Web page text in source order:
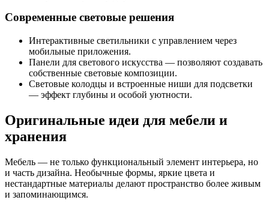
Современные световые решения
Интерактивные светильники с управлением через
мобильные приложения.
Панели для светового искусства — позволяют создавать
собственные световые композиции.
Световые колодцы и встроенные ниши для подсветки
— эффект глубины и особой уютности.
Оригинальные идеи для мебели и
хранения
Мебель — не только функциональный элемент интерьера, но
и часть дизайна. Необычные формы, яркие цвета и
нестандартные материалы делают пространство более живым
и запоминающимся.